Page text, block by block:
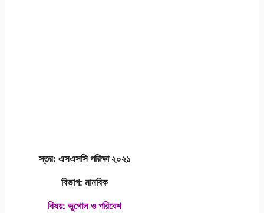
স্তর: এসএসসি পরিক্ষা ২০২১
বিভাগ: মানবিক
বিষয়: ভূগোল ও পরিবেশ